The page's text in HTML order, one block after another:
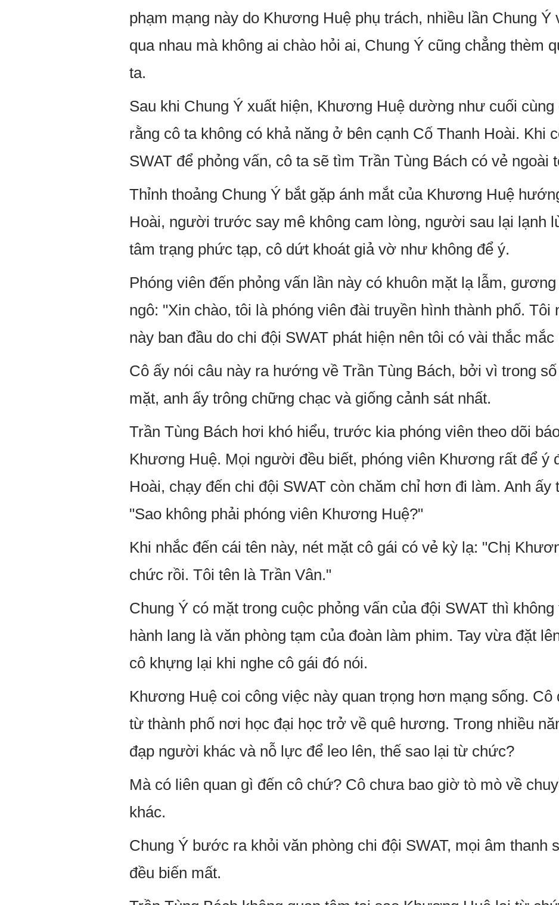
phạm mạng này do Khương Huệ phụ trách, nhiều lần Chung Ý
qua nhau mà không ai chào hỏi ai, Chung Ý cũng chẳng thèm
ta.
Sau khi Chung Ý xuất hiện, Khương Huệ dường như cuối cùng
rằng cô ta không có khả năng ở bên cạnh Cố Thanh Hoài. Khi
SWAT để phỏng vấn, cô ta sẽ tìm Trần Tùng Bách có vẻ ngoài
Thỉnh thoảng Chung Ý bắt gặp ánh mắt của Khương Huệ
Hoài, người trước say mê không cam lòng, người sau lại lạnh
tâm trạng phức tạp, cô dứt khoát giả vờ như không để ý.
Phóng viên đến phỏng vấn lần này có khuôn mặt lạ lẫm,
ngô: "Xin chào, tôi là phóng viên đài truyền hình thành phố. Tôi
này ban đầu do chi đội SWAT phát hiện nên tôi có vài thắc
Cô ấy nói câu này ra hướng về Trần Tùng Bách, bởi vì trong
mặt, anh ấy trông chững chạc và giống cảnh sát nhất.
Trần Tùng Bách hơi khó hiểu, trước kia phóng viên theo dõi
Khương Huệ. Mọi người đều biết, phóng viên Khương rất để ý
Hoài, chạy đến chi đội SWAT còn chăm chỉ hơn đi làm. Anh ấy
"Sao không phải phóng viên Khương Huệ?"
Khi nhắc đến cái tên này, nét mặt cô gái có vẻ kỳ lạ: "Chị
chức rồi. Tôi tên là Trần Vân."
Chung Ý có mặt trong cuộc phỏng vấn của đội SWAT thì
hành lang là văn phòng tạm của đoàn làm phim. Tay vừa đặt
cô khựng lại khi nghe cô gái đó nói.
Khương Huệ coi công việc này quan trọng hơn mạng sống.
từ thành phố nơi học đại học trở về quê hương. Trong nhiều
đạp người khác và nỗ lực để leo lên, thế sao lại từ chức?
Mà có liên quan gì đến cô chứ? Cô chưa bao giờ tò mò về
khác.
Chung Ý bước ra khỏi văn phòng chi đội SWAT, mọi âm thanh
đều biến mất.